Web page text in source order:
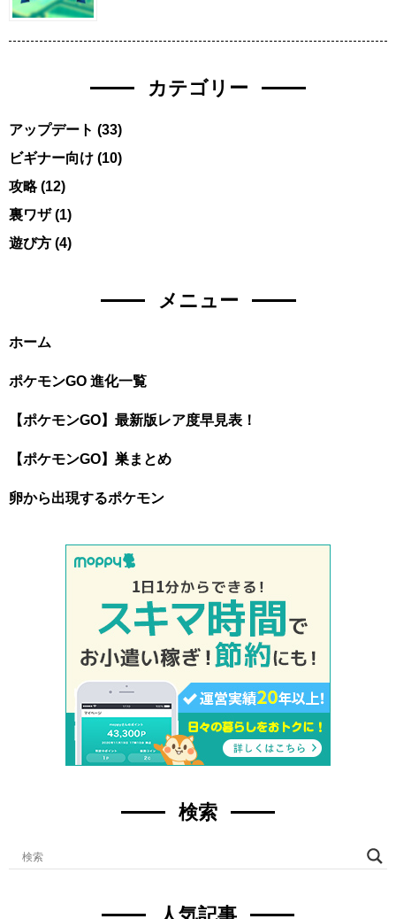
カテゴリー
アップデート (33)
ビギナー向け (10)
攻略(12)
裏ワザ (1)
遊び方 (4)
メニュー
ホーム
ポケモンGO 進化一覧
【ポケモンGO】最新版レア度早見表！
【ポケモンGO】巣まとめ
卵から出現するポケモン
検索